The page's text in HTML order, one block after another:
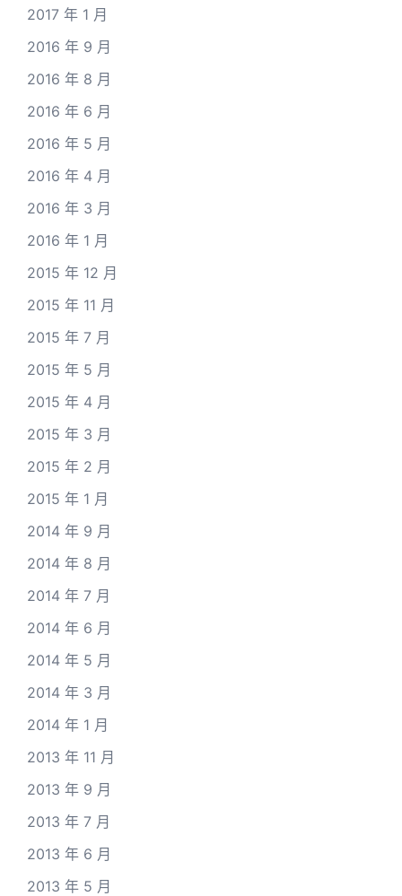
2017 年 1 月
2016 年 9 月
2016 年 8 月
2016 年 6 月
2016 年 5 月
2016 年 4 月
2016 年 3 月
2016 年 1 月
2015 年 12 月
2015 年 11 月
2015 年 7 月
2015 年 5 月
2015 年 4 月
2015 年 3 月
2015 年 2 月
2015 年 1 月
2014 年 9 月
2014 年 8 月
2014 年 7 月
2014 年 6 月
2014 年 5 月
2014 年 3 月
2014 年 1 月
2013 年 11 月
2013 年 9 月
2013 年 7 月
2013 年 6 月
2013 年 5 月